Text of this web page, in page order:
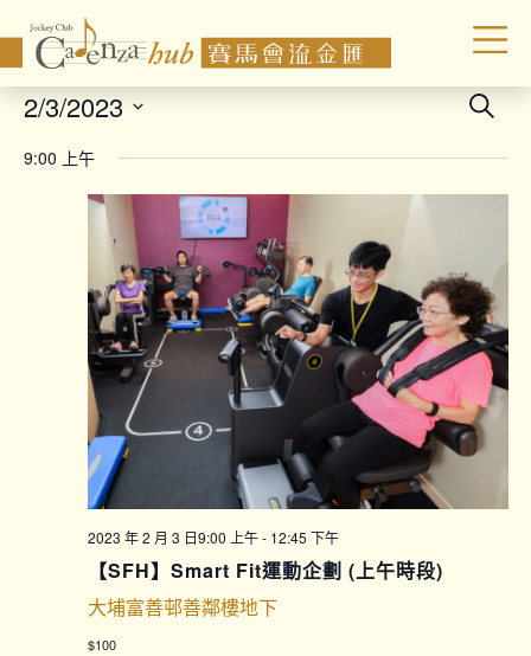
Search
2/3/2023
date.
9:00 上午
2023 年 2 月 3 日9:00 上午- 12:45 下午
【SFH】Smart Fit運動企劃 (上午時段)
大埔富善邨善鄰樓地下
$100